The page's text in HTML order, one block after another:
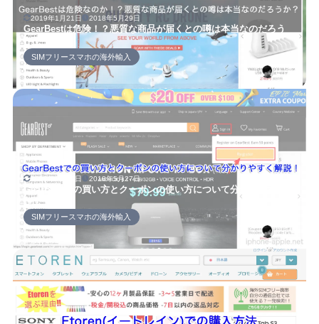
2019年1月21日 2018年5月29日
GearBestは危険！？悪質な商品が届くとの噂は本当なのだろう
か？
SIMフリースマホの海外輸入
セイヤ
2018年5月29日 2018年5月27日
GearBestでの買い方とクーポンの使い方について分かりやすく解
説！
SIMフリースマホの海外輸入
セイヤ